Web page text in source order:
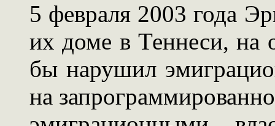
5 февраля 2003 года
их доме в Теннеси, на
бы нарушил
на